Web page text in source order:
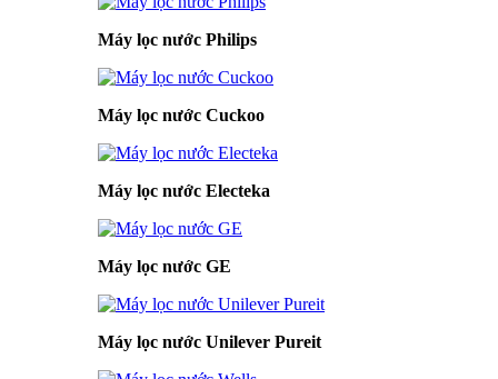
Máy lọc nước Philips
Máy lọc nước Cuckoo
Máy lọc nước Electeka
Máy lọc nước GE
Máy lọc nước Unilever Pureit